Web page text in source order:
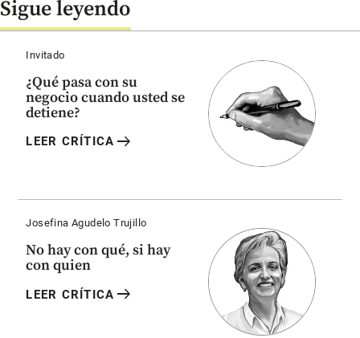
Sigue leyendo
Invitado
¿Qué pasa con su
negocio cuando usted se
detiene?
LEER CRÍTICA arrow_right_alt
Josefina Agudelo Trujillo
No hay con qué, si hay
con quien
LEER CRÍTICA arrow_right_alt